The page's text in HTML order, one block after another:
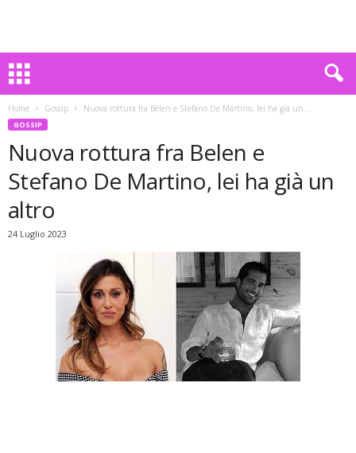
Home Gossip Nuova rottura fra Belen e Stefano De Martino, lei ha già un...
GOSSIP
Nuova rottura fra Belen e
Stefano De Martino, lei ha già un
altro
24 Luglio 2023